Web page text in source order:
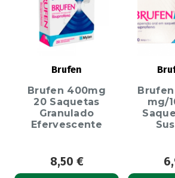
Brufen
Brufen 400mg
20 Saquetas
Granulado
Efervescente
8,50 €
mg/